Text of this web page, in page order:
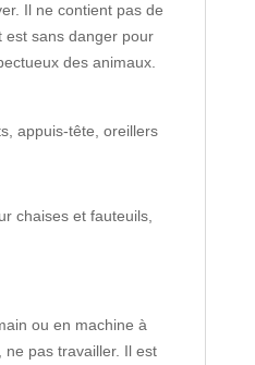
Il ne contient pas de
est sans danger pour
des animaux.
appuis-tête, oreillers
chaises et fauteuils,
ou en machine à
ne pas travailler. Il est